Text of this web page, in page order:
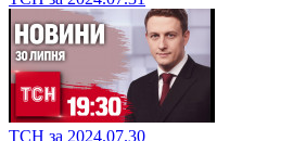
ТСН за 2024.07.30